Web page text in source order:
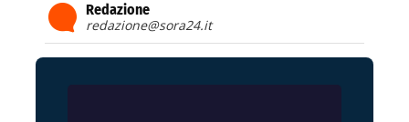
Redazione
redazione@sora24.it